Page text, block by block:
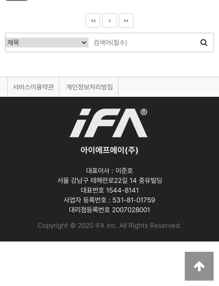
서비스이용약관 개인정보처리방침
아이에프에이(주)
대표이사 : 이준호
서울 강남구 테헤란로22길 14 중유빌딩
대표번호 1544-8141
사업자 등록번호 : 531-81-01759
대리점등록번호 2007028001
Copyright © 2020 iFA inc. All Rights Reserved.